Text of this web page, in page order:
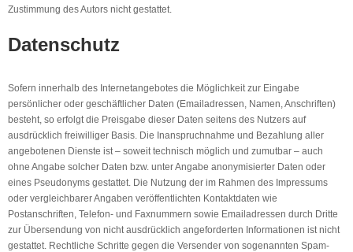
Zustimmung des Autors nicht gestattet.
Datenschutz
Sofern innerhalb des Internetangebotes die Möglichkeit zur Eingabe
persönlicher oder geschäftlicher Daten (Emailadressen, Namen, Anschriften)
besteht, so erfolgt die Preisgabe dieser Daten seitens des Nutzers auf
ausdrücklich freiwilliger Basis. Die Inanspruchnahme und Bezahlung aller
angebotenen Dienste ist – soweit technisch möglich und zumutbar – auch
ohne Angabe solcher Daten bzw. unter Angabe anonymisierter Daten oder
eines Pseudonyms gestattet. Die Nutzung der im Rahmen des Impressums
oder vergleichbarer Angaben veröffentlichten Kontaktdaten wie
Postanschriften, Telefon- und Faxnummern sowie Emailadressen durch Dritte
zur Übersendung von nicht ausdrücklich angeforderten Informationen ist nicht
gestattet. Rechtliche Schritte gegen die Versender von sogenannten Spam-